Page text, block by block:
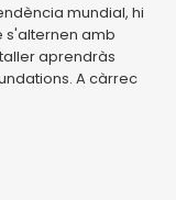
mundial, hi
s'alternen amb
aprendràs
A càrrec